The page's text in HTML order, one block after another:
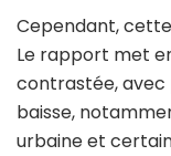
Cependant,
Le rapport met
contrastée, avec
baisse,
urbaine et